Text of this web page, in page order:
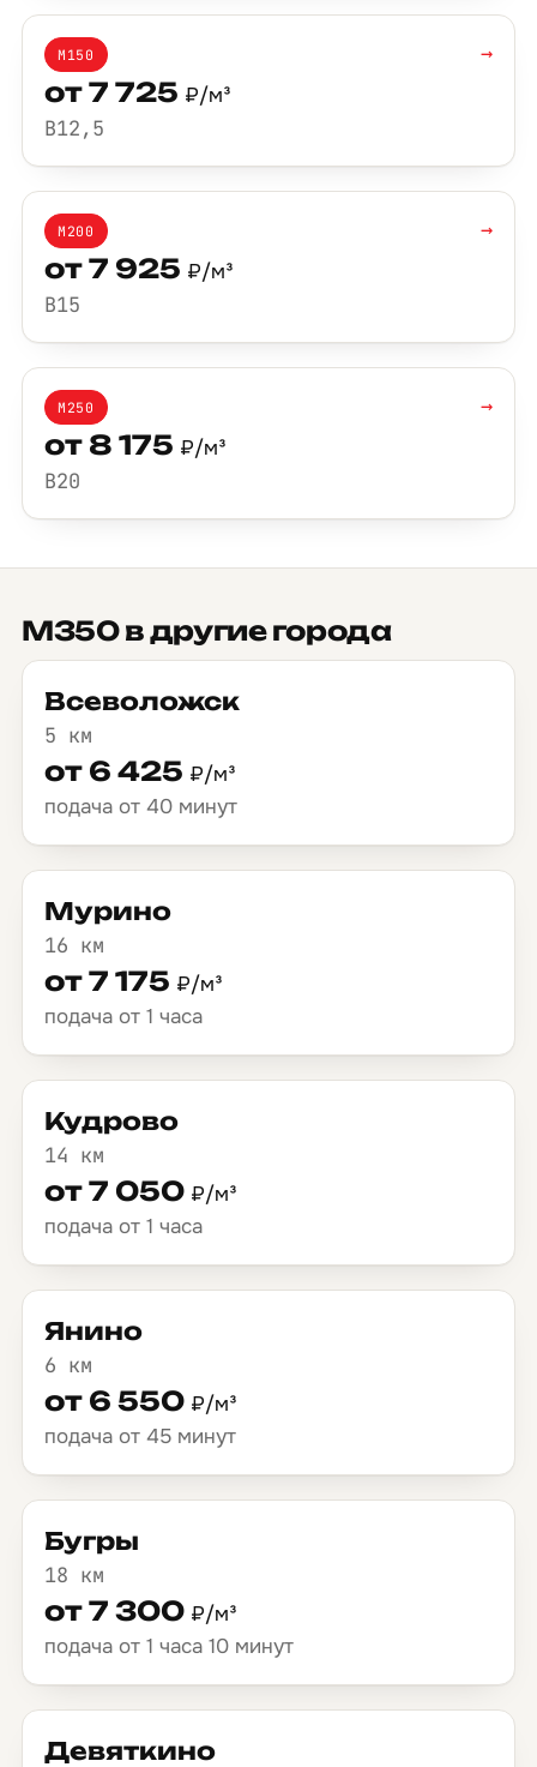
М150
от 7 725 ₽/м³
B12,5
→
М200
от 7 925 ₽/м³
B15
→
М250
от 8 175 ₽/м³
B20
→
М350 в другие города
Всеволожск
5 км
от 6 425 ₽/м³
подача от 40 минут
Мурино
16 км
от 7 175 ₽/м³
подача от 1 часа
Кудрово
14 км
от 7 050 ₽/м³
подача от 1 часа
Янино
6 км
от 6 550 ₽/м³
подача от 45 минут
Бугры
18 км
от 7 300 ₽/м³
подача от 1 часа 10 минут
Девяткино